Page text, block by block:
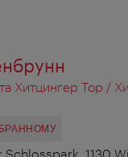
Хитцингер Тор /
1130